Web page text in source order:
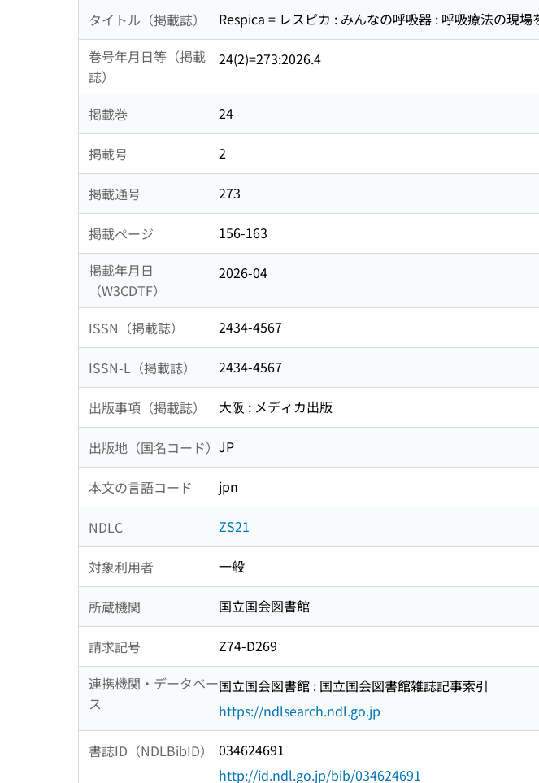
タイトル（掲載誌）
Respica = レスピカ : みんなの呼吸器 : 呼吸療法の現場
巻号年月日等（掲載
誌）
24(2)=273:2026.4
掲載巻 24
掲載号 2
掲載通号 273
掲載ページ
156-163
掲載年月日
（W3CDTF）
2026-04
ISSN（掲載誌） 2434-4567
ISSN-L（掲載誌） 2434-4567
出版事項（掲載誌） 大阪 : メディカ出版
出版地（国名コード） JP
本文の言語コード jpn
NDLC ZS21
対象利用者 一般
所蔵機関 国立国会図書館
請求記号
Z74-D269
連携機関・データベー
ス
国立国会図書館 : 国立国会図書館雑誌記事索引
https://ndlsearch.ndl.go.jp
書誌ID（NDLBibID）
034624691
http://id.ndl.go.jp/bib/034624691